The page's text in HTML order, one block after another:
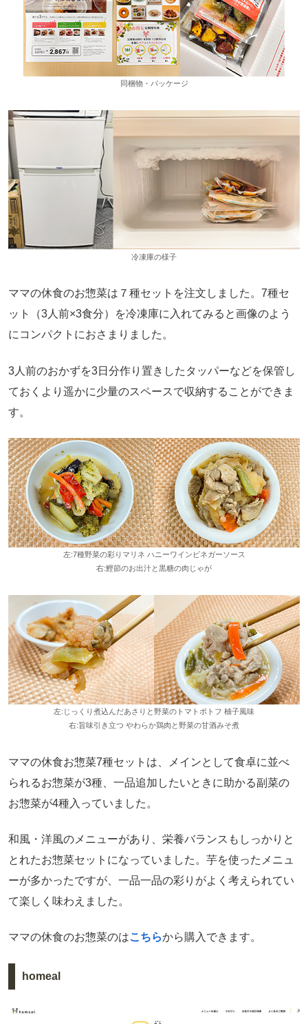
同梱物・パッケージ
冷凍庫の様子
ママの休食のお惣菜は７種セットを注文しました。7種セ
ット（3人前×3食分）を冷凍庫に入れてみると画像のよう
にコンパクトにおさまりました。
3人前のおかずを3日分作り置きしたタッパーなどを保管し
ておくより遥かに少量のスペースで収納することができま
す。
左:7種野菜の彩りマリネ ハニーワインビネガーソース
右:鰹節のお出汁と黒糖の肉じゃが
左:じっくり煮込んだあさりと野菜のトマトポトフ 柚子風味
右:旨味引き立つ やわらか鶏肉と野菜の甘酒みそ煮
ママの休食お惣菜7種セットは、メインとして食卓に並べ
られるお惣菜が3種、一品追加したいときに助かる副菜の
お惣菜が4種入っていました。
和風・洋風のメニューがあり、栄養バランスもしっかりと
とれたお惣菜セットになっていました。芋を使ったメニュ
ーが多かったですが、一品一品の彩りがよく考えられてい
て楽しく味わえました。
ママの休食のお惣菜のはこちらから購入できます。
homeal